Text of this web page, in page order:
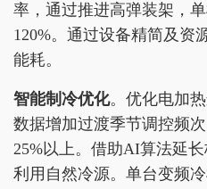
率，通过推进高弹装架，
120%。通过设备精简及资
能耗。
智能制冷优化。优化电加
数据增加过渡季节调控频
25%以上。借助AI算法延
利用自然冷源。单台变频